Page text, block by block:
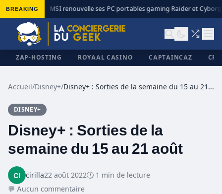
BREAKING MSI renouvelle ses PC portables gaming Raider et Cyborg
ZAP-HOSTING ROYAAL CASINO CAPTAINCAZ
Accueil/Disney+/ Disney+ : Sorties de la semaine du 15 au 21 août
DISNEY+
Disney+ : Sorties de la
semaine du 15 au 21 août
cirilla22 août 2022🕐 1 min de lecture
💬 Aucun commentaire